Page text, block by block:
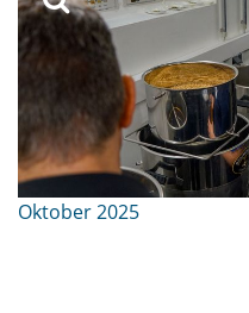
Oktober 2025